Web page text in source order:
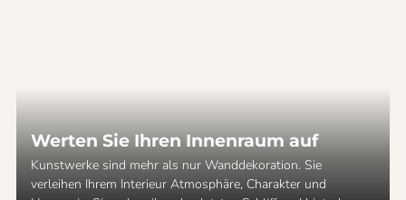
Werten Sie Ihren Innenraum auf
Kunstwerke sind mehr als nur Wanddekoration. Sie
verleihen Ihrem Interieur Atmosphäre, Charakter und